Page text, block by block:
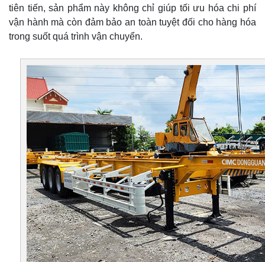
tiên tiến, sản phẩm này không chỉ giúp tối ưu hóa chi phí
vận hành mà còn đảm bảo an toàn tuyệt đối cho hàng hóa
trong suốt quá trình vận chuyển.